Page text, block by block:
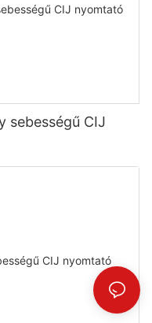
sebességű CIJ